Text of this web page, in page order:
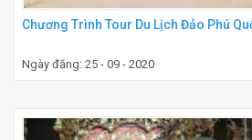
Chương Trình Tour Du Lịch Đảo Phú
Ngày đăng: 25 - 09 - 2020